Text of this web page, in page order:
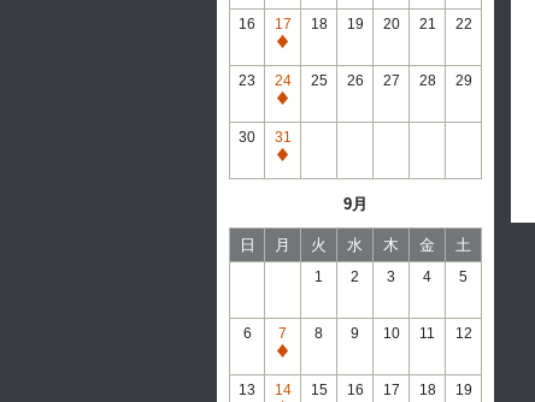
館
常
休
館
16
17
通
常
休
館
18 19 20 21 22
23
24
通
常
休
館
25 26 27 28 29
30
31
通
館
9月
日 月 火 水 木 金 土
1 2 3 4 5
6
7
通
常
8 9 10 11 12
13 14 15 16 17 18 19